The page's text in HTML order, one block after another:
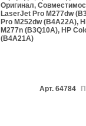
Оригинал,
LaserJet Pro M277dw
Pro M252dw (B4A22A),
M277n (B3Q10A), HP
(B4A21A)
Арт. 64784